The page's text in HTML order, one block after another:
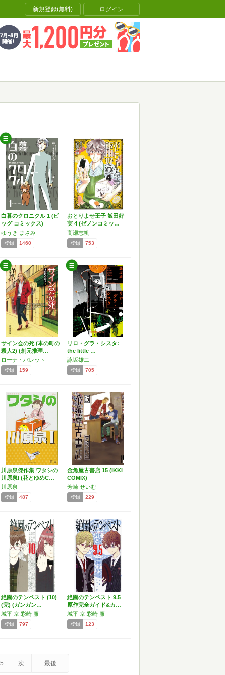
新規登録(無料) ログイン
白暮のクロニクル 1 (ビ
ッグ コミックス)
ゆうき まさみ
登録 1460
おとりよせ王子 飯田好
実 4 (ゼノンコミッ…
高瀬志帆
登録 753
サイン会の死 (本の町の
殺人2) (創元推理…
ローナ・バレット
登録 159
リロ・グラ・シスタ:
the little …
詠坂雄二
登録 705
川原泉傑作集 ワタシの
川原泉I (花とゆめC…
川原泉
登録 487
金魚屋古書店 15 (IKKI
COMIX)
芳崎 せいむ
登録 229
絶園のテンペスト (10)
(完) (ガンガン…
城平 京,彩崎 廉
登録 797
絶園のテンペスト 9.5
原作完全ガイド&カ…
城平 京,彩崎 廉
登録 123
5 次 最後